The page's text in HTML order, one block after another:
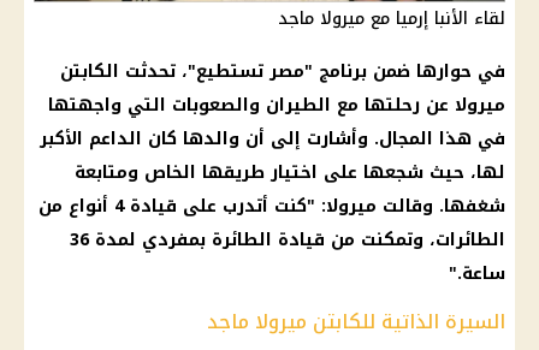
لقاء الأنبا إرميا مع ميرولا ماجد
في حوارها ضمن برنامج "مصر تستطيع"، تحدثت الكابتن
ميرولا عن رحلتها مع الطيران والصعوبات التي واجهتها
في هذا المجال. وأشارت إلى أن والدها كان الداعم الأكبر
لها، حيث شجعها على اختيار طريقها الخاص ومتابعة
شغفها. وقالت ميرولا: "كنت أتدرب على قيادة 4 أنواع من
الطائرات، وتمكنت من قيادة الطائرة
بمفردي لمدة 36
ساعة."
السيرة الذاتية للكابتن ميرولا ماجد